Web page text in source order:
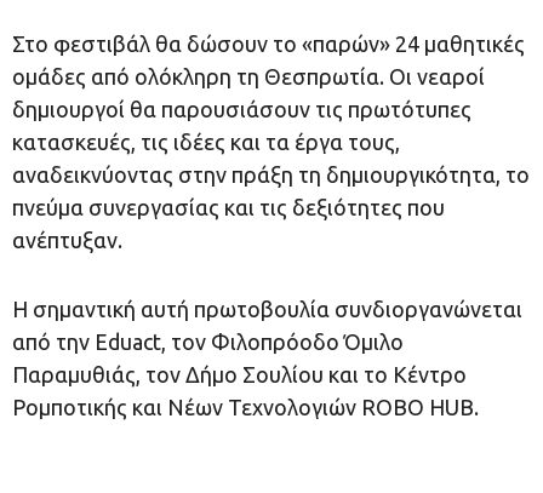
Στο φεστιβάλ θα δώσουν το «παρών» 24 μαθητικές
ομάδες από ολόκληρη τη Θεσπρωτία. Οι νεαροί
δημιουργοί θα παρουσιάσουν τις πρωτότυπες
κατασκευές, τις ιδέες και τα έργα τους,
αναδεικνύοντας στην πράξη τη δημιουργικότητα, το
πνεύμα συνεργασίας και τις δεξιότητες που
ανέπτυξαν.
Η σημαντική αυτή πρωτοβουλία συνδιοργανώνεται
από την Eduact, τον Φιλοπρόοδο Όμιλο
Παραμυθιάς, τον Δήμο Σουλίου και το Κέντρο
Ρομποτικής και Νέων Τεχνολογιών ROBO HUB.